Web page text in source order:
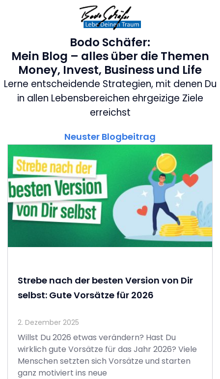
Bodo Schäfer:
Mein Blog – alles über die Themen
Money, Invest, Business und Life
Lerne entscheidende Strategien, mit denen Du
in allen Lebensbereichen ehrgeizige Ziele
erreichst
Neuster Blogbeitrag
Strebe nach der besten Version von Dir
selbst: Gute Vorsätze für 2026
2. Dezember 2025
Willst Du 2026 etwas verändern? Hast Du
wirklich gute Vorsätze für das Jahr 2026? Viele
Menschen setzten sich Vorsätze und starten
ganz motiviert ins neue